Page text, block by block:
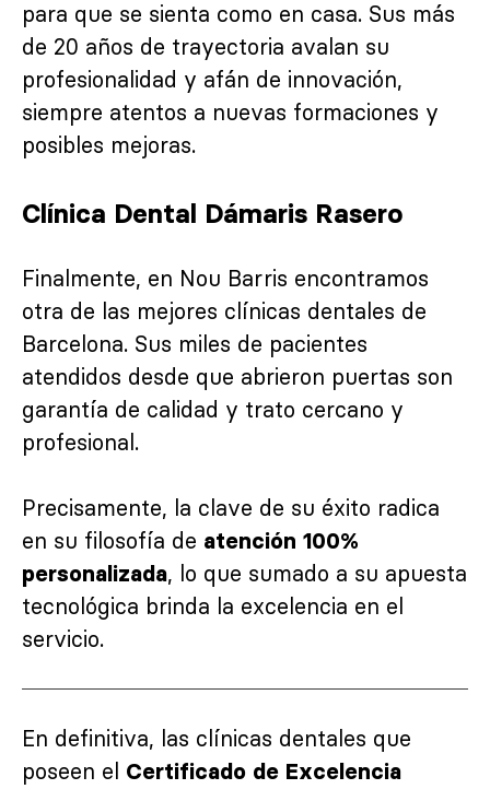
para que se sienta como en casa. Sus más
de 20 años de trayectoria avalan su
profesionalidad y afán de innovación,
siempre atentos a nuevas formaciones y
posibles mejoras.
Clínica Dental Dámaris Rasero
Finalmente, en Nou Barris encontramos
otra de las mejores clínicas dentales de
Barcelona. Sus miles de pacientes
atendidos desde que abrieron puertas son
garantía de calidad y trato cercano y
profesional.
Precisamente, la clave de su éxito radica
en su filosofía de atención 100%
personalizada, lo que sumado a su apuesta
tecnológica brinda la excelencia en el
servicio.
En definitiva, las clínicas dentales que
poseen el Certificado de Excelencia